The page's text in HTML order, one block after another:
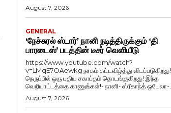
August 7, 2026
GENERAL
‘நேச்சுரல் ஸ்டார்’ நானி நடித்திருக்கும் ‘தி
பாரடைஸ்’ படத்தின் டீசர் வெளியீடு
https://www.youtube.com/watch?
v=LMqE7OAewkg நரகம் கட்டவிழ்த்து விடப்படுகிறது!
நெருப்பில் ஒரு புதிய சகாப்தம் தொடங்குகிறது! இந்த
வெறியாட்டத்தை காணுங்கள்!- நானி- ஸ்ரீகாந்த் ஒடேலா-...
August 7, 2026